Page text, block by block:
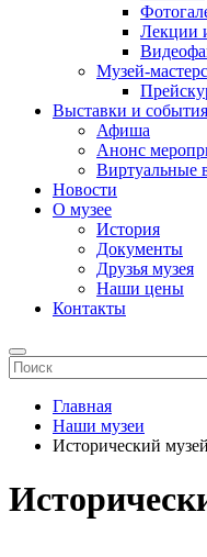
Лекции
Музей-
Выставки и события
Афиша
Анонс
Виртуальные
Новости
О музее
История
Документы
Друзья музея
Наши цены
Контакты
Главная
Наши музеи
Исторический музей